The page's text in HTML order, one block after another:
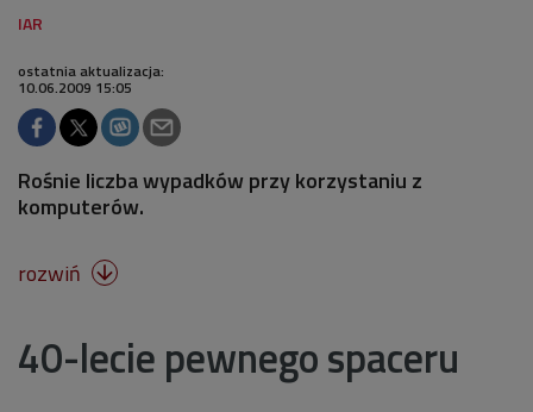
ostatnia aktualizacja:
10.06.2009 15:05
Rośnie liczba wypadków przy korzystaniu z
komputerów.
rozwiń 
40-lecie pewnego spaceru